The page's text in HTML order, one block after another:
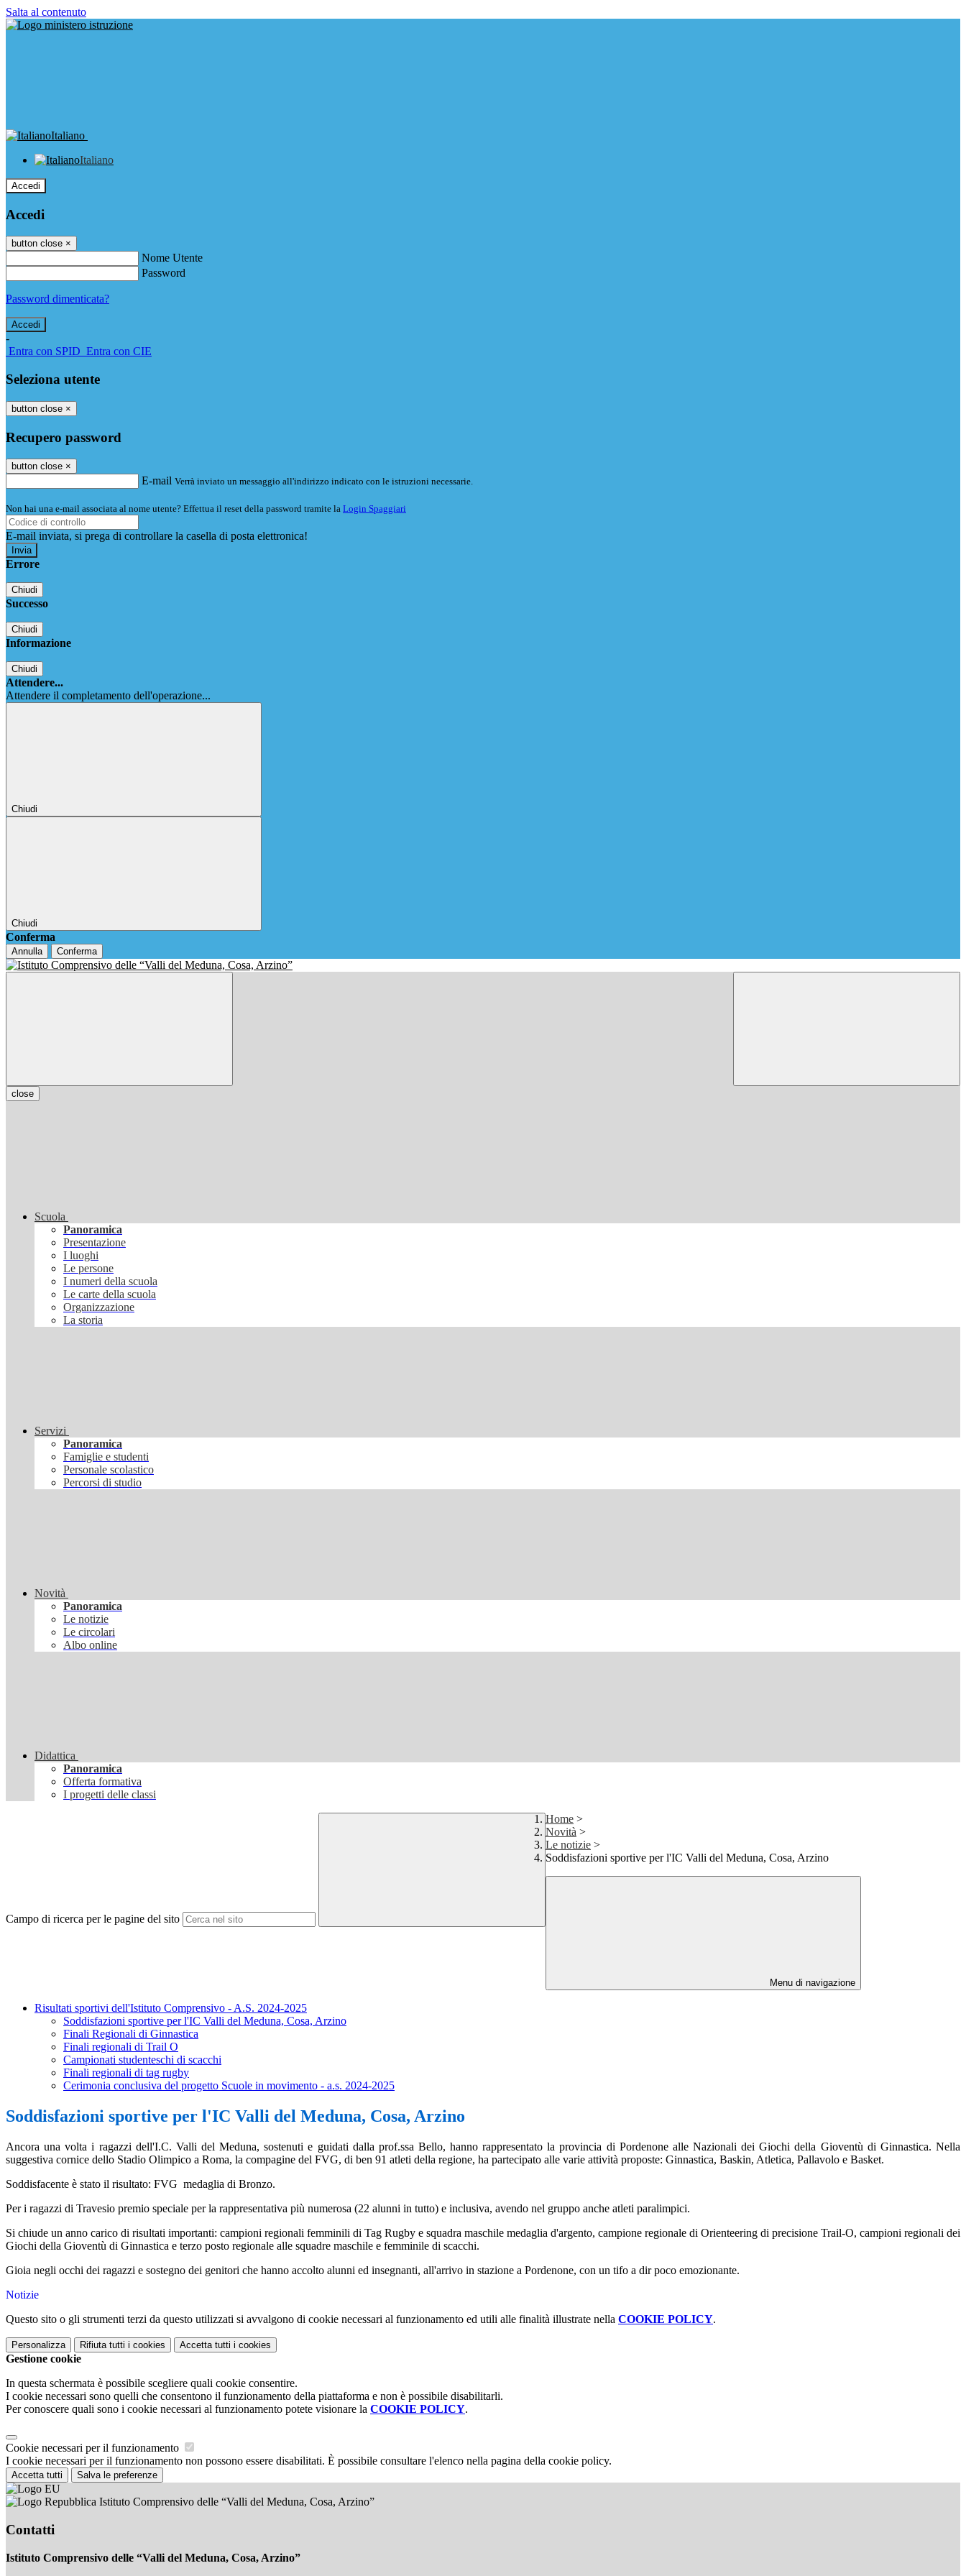
Salta al contenuto
Italiano
Italiano
Accedi
Accedi
button close ×
Nome Utente
Password
Password dimenticata?
-
Entra con SPID Entra con CIE
Seleziona utente
button close ×
Recupero password
button close ×
E-mail Verrà inviato un messaggio all'indirizzo indicato con le istruzioni necessarie.
Non hai una e-mail associata al nome utente? Effettua il reset della password tramite la Login Spaggiari
E-mail inviata, si prega di controllare la casella di posta elettronica!
Errore
Chiudi
Successo
Chiudi
Informazione
Chiudi
Attendere...
Attendere il completamento dell'operazione...
Chiudi
Chiudi
Conferma
Annulla Conferma
close
Scuola
Panoramica
Presentazione
I luoghi
Le persone
I numeri della scuola
Le carte della scuola
Organizzazione
La storia
Servizi
Panoramica
Famiglie e studenti
Personale scolastico
Percorsi di studio
Novità
Panoramica
Le notizie
Le circolari
Albo online
Didattica
Panoramica
Offerta formativa
I progetti delle classi
Campo di ricerca per le pagine del sito
Home >
Novità >
Le notizie >
Soddisfazioni sportive per l'IC Valli del Meduna, Cosa, Arzino
Menu di navigazione
Risultati sportivi dell'Istituto Comprensivo - A.S. 2024-2025
Soddisfazioni sportive per l'IC Valli del Meduna, Cosa, Arzino
Finali Regionali di Ginnastica
Finali regionali di Trail O
Campionati studenteschi di scacchi
Finali regionali di tag rugby
Cerimonia conclusiva del progetto Scuole in movimento - a.s. 2024-2025
Soddisfazioni sportive per l'IC Valli del Meduna, Cosa, Arzino
Ancora una volta i ragazzi dell'I.C. Valli del Meduna, sostenuti e guidati dalla prof.ssa Bello, hanno rappresentato la provincia di Pordenone alle Nazionali dei Giochi della Gioventù di Ginnastica. Nella
suggestiva cornice dello Stadio Olimpico a Roma, la compagine del FVG, di ben 91 atleti della regione, ha partecipato alle varie attività proposte: Ginnastica, Baskin, Atletica, Pallavolo e Basket.
Soddisfacente è stato il risultato: FVG medaglia di Bronzo.
Per i ragazzi di Travesio premio speciale per la rappresentativa più numerosa (22 alunni in tutto) e inclusiva, avendo nel gruppo anche atleti paralimpici.
Si chiude un anno carico di risultati importanti: campioni regionali femminili di Tag Rugby e squadra maschile medaglia d'argento, campione regionale di Orienteering di precisione Trail-O, campioni regionali dei
Giochi della Gioventù di Ginnastica e terzo posto regionale alle squadre maschile e femminile di scacchi.
Gioia negli occhi dei ragazzi e sostegno dei genitori che hanno accolto alunni ed insegnanti, all'arrivo in stazione a Pordenone, con un tifo a dir poco emozionante.
Notizie
Questo sito o gli strumenti terzi da questo utilizzati si avvalgono di cookie necessari al funzionamento ed utili alle finalità illustrate nella COOKIE POLICY.
Personalizza Rifiuta tutti i cookies Accetta tutti i cookies
Gestione cookie
In questa schermata è possibile scegliere quali cookie consentire.
I cookie necessari sono quelli che consentono il funzionamento della piattaforma e non è possibile disabilitarli.
Per conoscere quali sono i cookie necessari al funzionamento potete visionare la COOKIE POLICY.
Cookie necessari per il funzionamento
I cookie necessari per il funzionamento non possono essere disabilitati. È possibile consultare l'elenco nella pagina della cookie policy.
Accetta tutti Salva le preferenze
Istituto Comprensivo delle “Valli del Meduna, Cosa, Arzino”
Contatti
Istituto Comprensivo delle “Valli del Meduna, Cosa, Arzino”